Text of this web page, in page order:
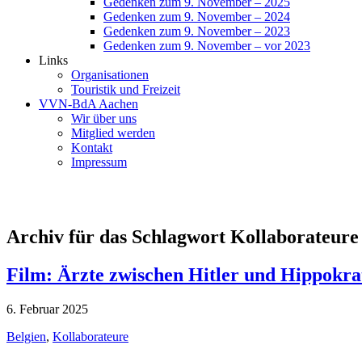
Gedenken zum 9. November – 2024
Gedenken zum 9. November – 2023
Gedenken zum 9. November – vor 2023
Links
Organisationen
Touristik und Freizeit
VVN-BdA Aachen
Wir über uns
Mitglied werden
Kontakt
Impressum
Archiv für das Schlagwort Kollaborateure
Film: Ärzte zwischen Hitler und
6. Februar 2025
Belgien, Kollaborateure